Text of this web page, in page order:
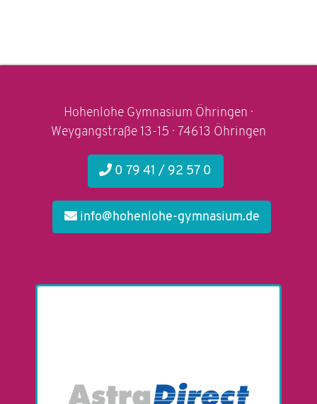
Hohenlohe Gymnasium Öhringen ·
Weygangstraße 13-15 · 74613 Öhringen
0 79 41 / 92 57 0
info@hohenlohe-gymnasium.de